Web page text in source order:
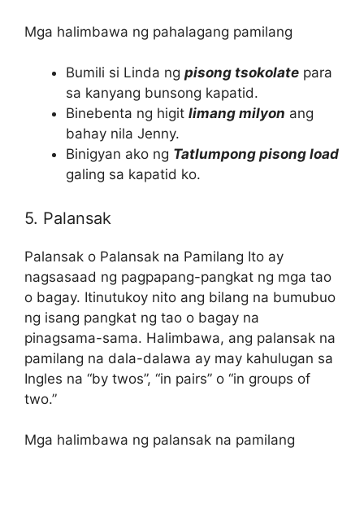
Mga halimbawa ng pahalagang pamilang
Bumili si Linda ng pisong tsokolate para
sa kanyang bunsong kapatid.
Binebenta ng higit limang milyon ang
bahay nila Jenny.
Binigyan ako ng Tatlumpong pisong load
galing sa kapatid ko.
5. Palansak
Palansak o Palansak na Pamilang Ito ay
nagsasaad ng pagpapang-pangkat ng mga tao
o bagay. Itinutukoy nito ang bilang na bumubuo
ng isang pangkat ng tao o bagay na
pinagsama-sama. Halimbawa, ang palansak na
pamilang na dala-dalawa ay may kahulugan sa
Ingles na “by twos”, “in pairs” o “in groups of
two.”
Mga halimbawa ng palansak na pamilang